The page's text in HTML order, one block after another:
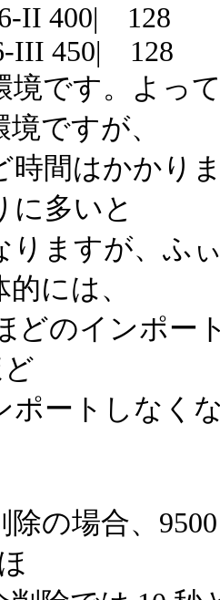
II 400| 128
III 450| 128
境です。よっ
ですが、
時間はかかり
に多いと
りますが、ふ
には、
どのインポー
ポートしなく
の場合、